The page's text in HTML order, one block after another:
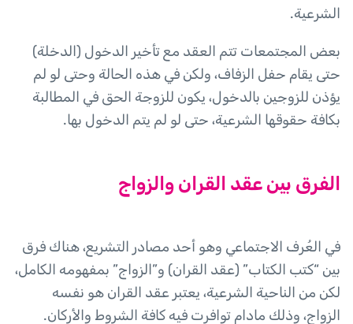
الشرعية.
بعض المجتمعات تتم العقد مع تأخير الدخول (الدخلة)
حتى يقام حفل الزفاف، ولكن في هذه الحالة وحتى لو لم
يؤذن للزوجين بالدخول، يكون للزوجة الحق في المطالبة
بكافة حقوقها الشرعية، حتى لو لم يتم الدخول بها.
الفرق بين عقد القران والزواج
في العُرف الاجتماعي وهو أحد مصادر التشريع، هناك فرق
بين “كتب الكتاب” (عقد القران) و”الزواج” بمفهومه الكامل،
لكن من الناحية الشرعية، يعتبر عقد القران هو نفسه
الزواج، وذلك مادام توافرت فيه كافة الشروط والأركان.